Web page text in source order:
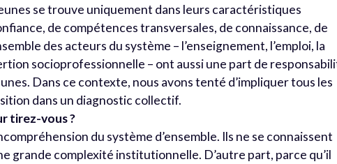
se trouve uniquement dans leurs caractéristiques
de compétences transversales, de connaissance, de
des acteurs du système – l’enseignement, l’emploi, la
socioprofessionnelle – ont aussi une part de
Dans ce contexte, nous avons tenté d’impliquer tous les
dans un diagnostic collectif.
tirez-vous ?
du système d’ensemble. Ils ne se connaissent
grande complexité institutionnelle. D’autre part, parce qu’il